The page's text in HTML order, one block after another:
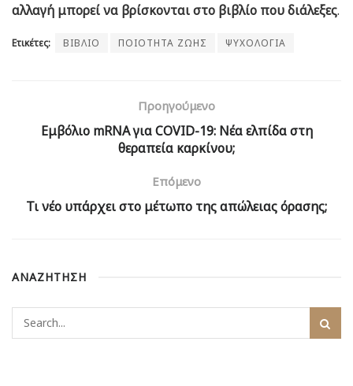
αλλαγή μπορεί να βρίσκονται στο βιβλίο που διάλεξες.
Ετικέτες: ΒΙΒΛΙΟ ΠΟΙΟΤΗΤΑ ΖΩΗΣ ΨΥΧΟΛΟΓΙΑ
Προηγούμενο
Εμβόλιο mRNA για COVID-19: Νέα ελπίδα στη
θεραπεία καρκίνου;
Επόμενο
Τι νέο υπάρχει στο μέτωπο της απώλειας όρασης;
ΑΝΑΖΗΤΗΣΗ